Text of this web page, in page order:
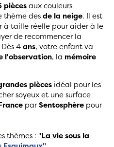
piècesaux couleurs
thème desde la neige. Il est
à taille réelle pour aider à le
de recommencer la
4ans, votre enfant va
l'observation, la mémoire
pièces idéal pour les
soyeux et une surface
parSentosphère pour
thèmes : "La vie sous la